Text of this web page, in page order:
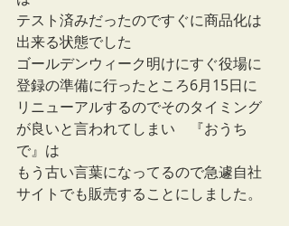
テスト済みだったのですぐに商品化は
出来る状態でした
ゴールデンウィーク明けにすぐ役場に
登録の準備に行ったところ6月15日に
リニューアルするのでそのタイミング
が良いと言われてしまい　『おうち
で』は
もう古い言葉になってるので急遽自社
サイトでも販売することにしました。